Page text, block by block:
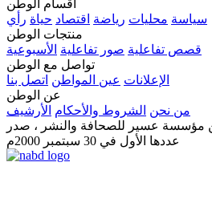
أقسام الوطن
سياسة محليات رياضة اقتصاد حياة رأي
منتجات الوطن
قصص تفاعلية صور تفاعلية الأسبوعية
تواصل مع الوطن
الإعلانات عين المواطن اتصل بنا
عن الوطن
من نحن الشروط والأحكام الأرشيف
عسير للصحافة والنشر ، صدر
عددها الأول في 30 سبتمبر 2000م